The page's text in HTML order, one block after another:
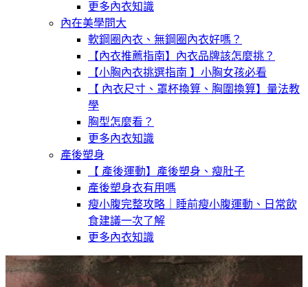
更多內衣知識
內在美學問大
軟鋼圈內衣、無鋼圈內衣好嗎？
【內衣推薦指南】內衣品牌該怎麼挑？
【小胸內衣挑選指南 】小胸女孩必看
【 內衣尺寸、罩杯換算、胸圍換算】量法教
學
胸型怎麼看？
更多內衣知識
產後塑身
【 產後運動】產後塑身、瘦肚子
產後塑身衣有用嗎
瘦小腹完整攻略｜睡前瘦小腹運動、日常飲
食建議一次了解
更多內衣知識